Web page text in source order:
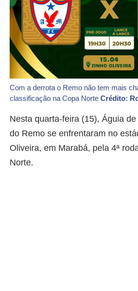
Com a derrota o Remo não tem mais
classificação na Copa Norte Crédito:
Nesta quarta-feira (15), Águia
do Remo se enfrentaram no
Oliveira, em Marabá, pela 4ª
Norte.